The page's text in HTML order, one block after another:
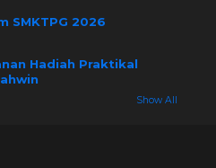
SMKTPG 2026
Hadiah Praktikal
Show All